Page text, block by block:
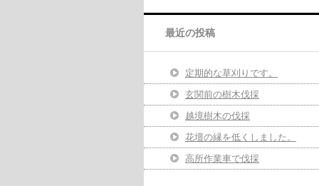
最近の投稿
定期的な草刈りです。
玄関前の樹木伐採
越境樹木の伐採
花壇の縁を低くしました。
高所作業車で伐採